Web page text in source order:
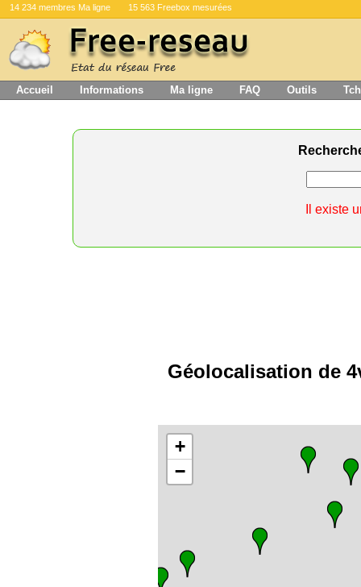
14 234 membres Ma ligne 15 563 Freebox mesurées
Accueil Informations Ma ligne FAQ Outils
Il existe
Géolocalisation de
+
−